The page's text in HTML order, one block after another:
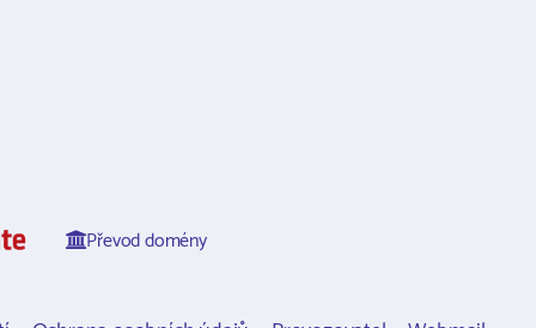
Převod domény